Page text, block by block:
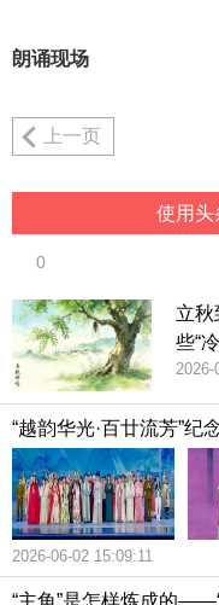
朗诵现场
上一页
使用头
0
立
些“
2026-
“越韵华光·百廿流芳”
2026-06-02 15:09:11